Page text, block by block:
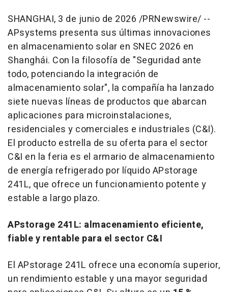
SHANGHAI, 3 de junio de 2026 /PRNewswire/ --
APsystems presenta sus últimas innovaciones
en almacenamiento solar en SNEC 2026 en
Shanghái. Con la filosofía de "Seguridad ante
todo, potenciando la integración de
almacenamiento solar", la compañía ha lanzado
siete nuevas líneas de productos que abarcan
aplicaciones para microinstalaciones,
residenciales y comerciales e industriales (C&I).
El producto estrella de su oferta para el sector
C&I en la feria es el armario de almacenamiento
de energía refrigerado por líquido APstorage
241L, que ofrece un funcionamiento potente y
estable a largo plazo.
APstorage 241L: almacenamiento eficiente,
fiable y rentable para el sector C&I
El APstorage 241L ofrece una economía superior,
un rendimiento estable y una mayor seguridad